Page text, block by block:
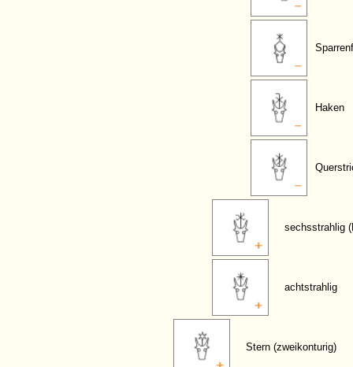
Haken
sechsstrahlig
achtstrahlig
Stern (zweikonturig)